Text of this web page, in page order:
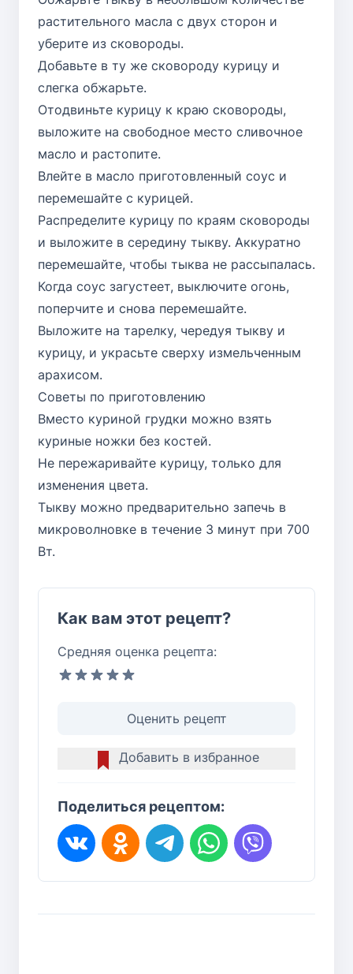
растительного масла с двух сторон и
уберите из сковороды.
Добавьте в ту же сковороду курицу и
слегка обжарьте.
Отодвиньте курицу к краю сковороды,
выложите на свободное место сливочное
масло и растопите.
Влейте в масло приготовленный соус и
перемешайте с курицей.
Распределите курицу по краям сковороды
и выложите в середину тыкву. Аккуратно
перемешайте, чтобы тыква не рассыпалась.
Когда соус загустеет, выключите огонь,
поперчите и снова перемешайте.
Выложите на тарелку, чередуя тыкву и
курицу, и украсьте сверху измельченным
арахисом.
Советы по приготовлению
Вместо куриной грудки можно взять
куриные ножки без костей.
Не пережаривайте курицу, только для
изменения цвета.
Тыкву можно предварительно запечь в
микроволновке в течение 3 минут при 700
Вт.
Как вам этот рецепт?
Средняя оценка рецепта:
Оценить рецепт
Добавить в избранное
Поделиться рецептом: